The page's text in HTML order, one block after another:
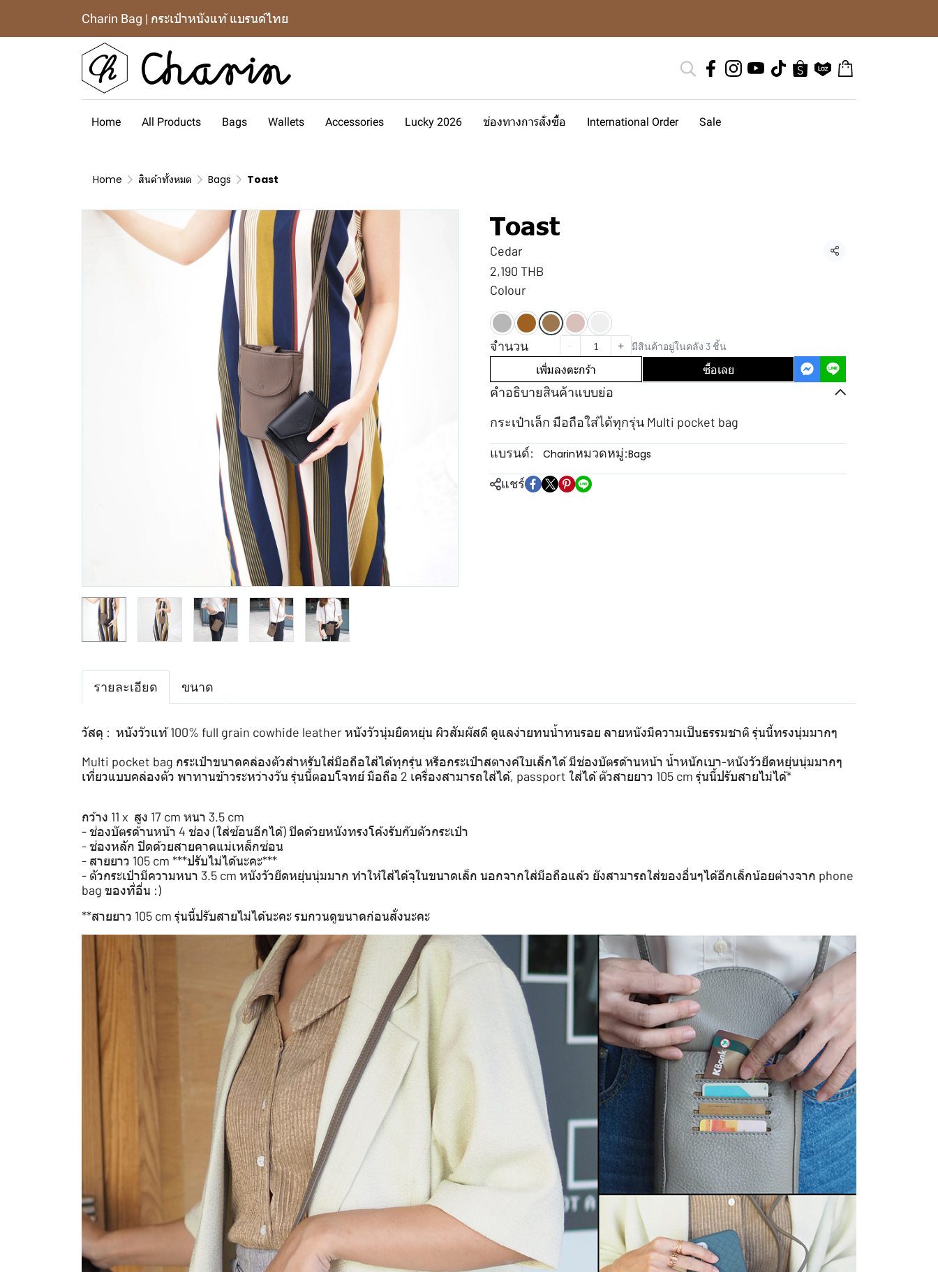
Charin Bag | กระเป๋าหนังแท้ แบรนด์ไทย
Home All Products Bags Wallets Accessories Lucky 2026 ช่องทางการสั่งซื้อ International Order Sale
Home สินค้าทั้งหมด Bags Toast
Toast
Cedar แชร์
2,190 THB
Colour
จำนวน มีสินค้าอยู่ในคลัง 3 ชิ้น
เพิ่มลงตะกร้า ซื้อเลย
คำอธิบายสินค้าแบบย่อ
กระเป๋าเล็ก มือถือใส่ได้ทุกรุ่น Multi pocket bag
แบรนด์:
Charinหมวดหมู่:Bags
แชร์
รายละเอียด ขนาด
วัสดุ : หนังวัวแท้ 100% full grain cowhide leather หนังวัวนุ่มยืดหยุ่น ผิวสัมผัสดี ดูแลง่ายทนน้ำทนรอย ลายหนังมีความเป็นธรรมชาติ รุ่นนี้ทรงนุ่มมากๆ
Multi pocket bag กระเป๋าขนาดคล่องตัวสำหรับใส่มือถือใส่ได้ทุกรุ่น หรือกระเป๋าสตางค์ใบเล็กได้ มีช่องบัตรด้านหน้า น้ำหนักเบา-หนังวัวยืดหยุ่นนุ่มมากๆ
เที่ยวแบบคล่องตัว พาทานข้าวระหว่างวัน รุ่นนี้ตอบโจทย์ มือถือ 2 เครื่องสามารถใส่ได้, passport ใส่ได้ ตัวสายยาว 105 cm รุ่นนี้ปรับสายไม่ได้*
กว้าง 11 x สูง 17 cm หนา 3.5 cm
- ช่องบัตรด้านหน้า 4 ช่อง (ใส่ซ้อนอีกได้) ปิดด้วยหนังทรงโค้งรับกับตัวกระเป๋า
- ช่องหลัก ปิดด้วยสายคาดแม่เหล็กซ่อน
-️ สายยาว 105 cm ***ปรับไม่ได้นะคะ***
- ตัวกระเป๋ามีความหนา 3.5 cm หนังวัวยืดหยุ่นนุ่มมาก ทำให้ใส่ได้จุในขนาดเล็ก นอกจากใส่มือถือแล้ว ยังสามารถใส่ของอื่นๆได้อีกเล็กน้อยต่างจาก phone
bag ของที่อื่น :)
**สายยาว 105 cm รุ่นนี้ปรับสายไม่ได้นะคะ รบกวนดูขนาดก่อนสั่งนะคะ‍️‍️